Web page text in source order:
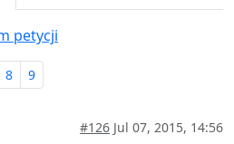
petycji
8 9
#126 Jul 07, 2015, 14:56